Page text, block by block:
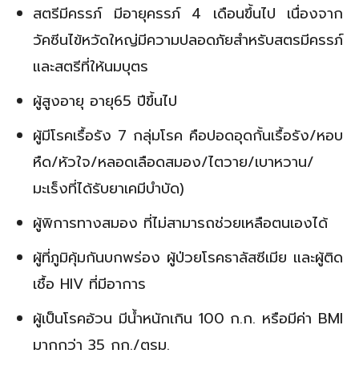
สตรีมีครรภ์ มีอายุครรภ์ 4 เดือนขึ้นไป เนื่องจาก
วัคซีนไข้หวัดใหญ่มีความปลอดภัยสำหรับสตรมีครรภ์
และสตรีที่ให้นมบุตร
ผู้สูงอายุ อายุ65 ปีขึ้นไป
ผู้มีโรคเรื้อรัง 7 กลุ่มโรค คือปอดอุดกั้นเรื้อรัง/หอบ
หืด/หัวใจ/หลอดเลือดสมอง/ไตวาย/เบาหวาน/
มะเร็งที่ได้รับยาเคมีบำบัด)
ผู้พิการทางสมอง ที่ไม่สามารถช่วยเหลือตนเองได้
ผู้ที่ภูมิคุ้มกันบกพร่อง ผู้ป่วยโรคธาลัสซีเมีย และผู้ติด
เชื้อ HIV ที่มีอาการ
ผู้เป็นโรคอ้วน มีน้ำหนักเกิน 100 ก.ก. หรือมีค่า BMI
มากกว่า 35 กก./ตรม.